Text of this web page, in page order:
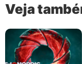
Veja